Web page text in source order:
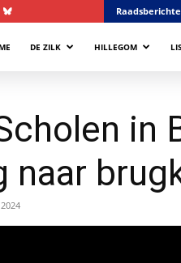
DE ZILK HILLEGOM
naar